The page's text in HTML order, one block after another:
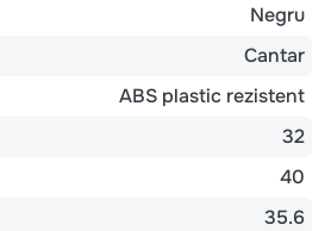
Negru
Cantar
ABS plastic rezistent
32
40
35.6